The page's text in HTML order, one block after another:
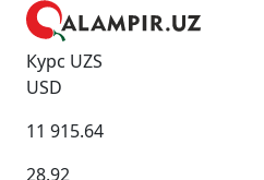
Курс UZS
USD
11 915.64
28.92